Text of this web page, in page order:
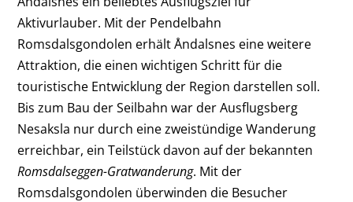
Aktivurlauber. Mit der Pendelbahn
Romsdalsgondolen erhält Åndalsnes eine weitere
Attraktion, die einen wichtigen Schritt für die
touristische Entwicklung der Region darstellen soll.
Bis zum Bau der Seilbahn war der Ausflugsberg
Nesaksla nur durch eine zweistündige Wanderung
erreichbar, ein Teilstück davon auf der bekannten
Romsdalseggen-Gratwanderung. Mit der
Romsdalsgondolen überwinden die Besucher